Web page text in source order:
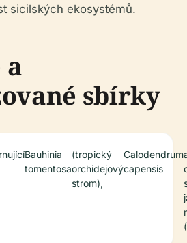
sicilských ekosystémů.
a
sbírky
Bauhinia
tomentosa
(tropický
orchidejový
strom),
Calodendrum
capensis
(